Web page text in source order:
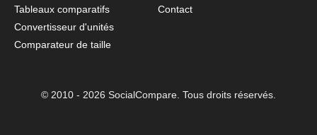
Tableaux comparatifs
Convertisseur d'unités
Comparateur de taille
Contact
© 2010 - 2026 SocialCompare. Tous droits réservés.